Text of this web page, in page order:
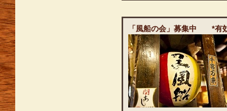
「風船の会」募集中 *有